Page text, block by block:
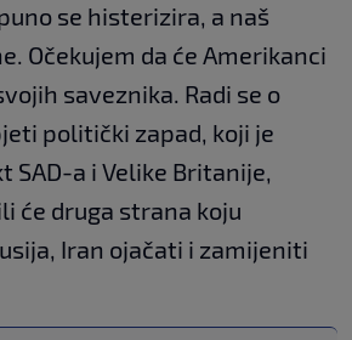
se histerizira, a naš
Očekujem da će Amerikanci
saveznika. Radi se o
politički zapad, koji je
SAD-a i Velike Britanije,
će druga strana koju
Iran ojačati i zamijeniti